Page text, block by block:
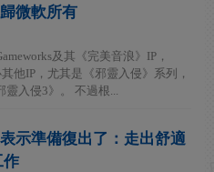
微軟所有
及其《完美音浪》IP，
他IP，尤其是《邪靈入侵》系列，
入侵3》。 不過根...
示準備復出了：走出舒適
作